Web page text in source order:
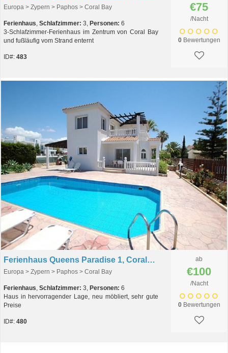
Europa > Zypern > Paphos > Coral Bay
Ferienhaus, Schlafzimmer: 3, Personen: 6
3-Schlafzimmer-Ferienhaus im Zentrum von Coral Bay
und fußläufig vom Strand enternt
ID#: 483
€75
/Nacht
0Bewertungen
Ferienhaus Queens Paradise 1, Coral Bay, Paphos, Zypern
Europa > Zypern > Paphos > Coral Bay
Ferienhaus, Schlafzimmer: 3, Personen: 6
Haus in hervorragender Lage, neu möbliert, sehr gute
Preise
ID#: 480
ab
€100
/Nacht
0Bewertungen